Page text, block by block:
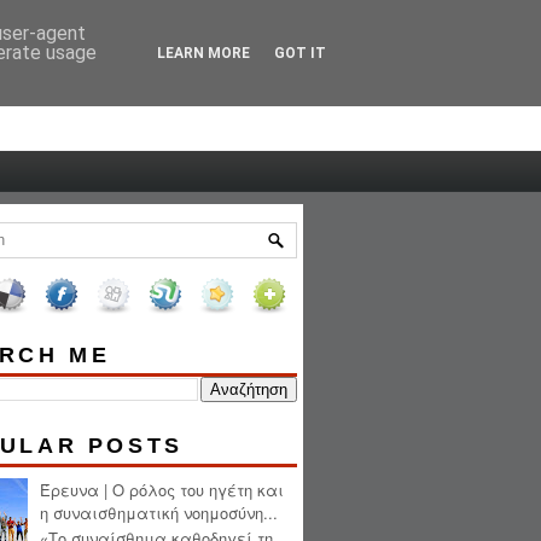
HOME
ME
POSTS
Έρευνα | Ο ρόλος του ηγέτη και
η συναισθηματική νοημοσύνη...
agent
usage
LEARN MORE GOT IT